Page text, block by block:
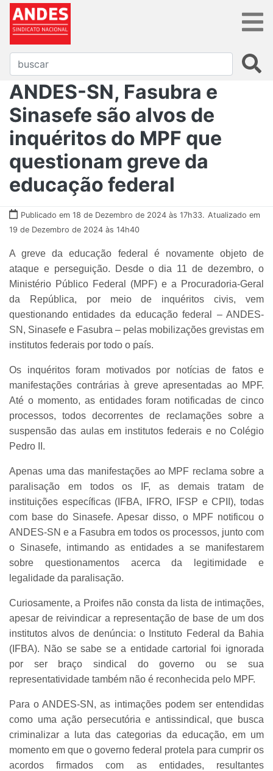
ANDES-SN, Fasubra e
Sinasefe são alvos de
inquéritos do MPF que
questionam greve da
educação federal
Publicado em 18 de Dezembro de 2024 às 17h33. Atualizado em
19 de Dezembro de 2024 às 14h40
A greve da educação federal é novamente objeto de
ataque e perseguição. Desde o dia 11 de dezembro, o
Ministério Público Federal (MPF) e a Procuradoria-Geral
da República, por meio de inquéritos civis, vem
questionando entidades da educação federal – ANDES-
SN, Sinasefe e Fasubra – pelas mobilizações grevistas em
institutos federais por todo o país.
Os inquéritos foram motivados por notícias de fatos e
manifestações contrárias à greve apresentadas ao MPF.
Até o momento, as entidades foram notificadas de cinco
processos, todos decorrentes de reclamações sobre a
suspensão das aulas em institutos federais e no Colégio
Pedro II.
Apenas uma das manifestações ao MPF reclama sobre a
paralisação em todos os IF, as demais tratam de
instituições específicas (IFBA, IFRO, IFSP e CPII), todas
com base do Sinasefe. Apesar disso, o MPF notificou o
ANDES-SN e a Fasubra em todos os processos, junto com
o Sinasefe, intimando as entidades a se manifestarem
sobre questionamentos acerca da legitimidade e
legalidade da paralisação.
Curiosamente, a Proifes não consta da lista de intimações,
apesar de reivindicar a representação de base de um dos
institutos alvos de denúncia: o Instituto Federal da Bahia
(IFBA). Não se sabe se a entidade cartorial foi ignorada
por ser braço sindical do governo ou se sua
representatividade também não é reconhecida pelo MPF.
Para o ANDES-SN, as intimações podem ser entendidas
como uma ação persecutória e antissindical, que busca
criminalizar a luta das categorias da educação, em um
momento em que o governo federal protela para cumprir os
acordos firmados com as entidades, resultantes